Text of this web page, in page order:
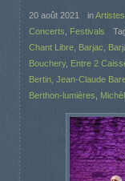
20 août 2021 inArtistes
Concerts
Festivals
Chant Libre Barjac
Bouchery, Entre 2
Bertin Jean-Claude
Berthon-lumières